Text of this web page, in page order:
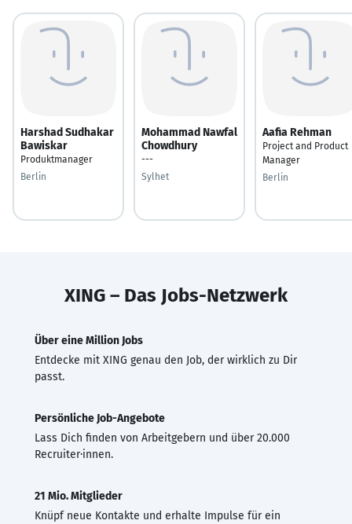
Harshad Sudhakar
Bawiskar
Produktmanager
Berlin
Mohammad Nawfal
Chowdhury
---
Sylhet
Aafia Rehman
Project and Product
Manager
Berlin
XING – Das Jobs-Netzwerk
Über eine Million Jobs
Entdecke mit XING genau den Job, der wirklich zu Dir
passt.
Persönliche Job-Angebote
Lass Dich finden von Arbeitgebern und über 20.000
Recruiter·innen.
21 Mio. Mitglieder
Knüpf neue Kontakte und erhalte Impulse für ein